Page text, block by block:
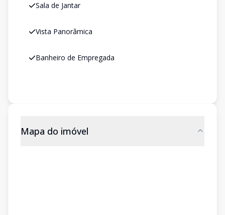
Sala de Jantar
Vista Panorâmica
Banheiro de Empregada
Mapa do imóvel